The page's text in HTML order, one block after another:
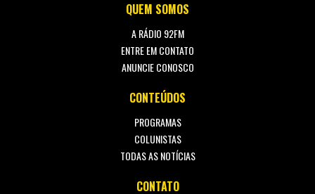
QUEM SOMOS
A RÁDIO 92FM
ENTRE EM CONTATO
ANUNCIE CONOSCO
CONTEÚDOS
PROGRAMAS
COLUNISTAS
TODAS AS NOTÍCIAS
CONTATO